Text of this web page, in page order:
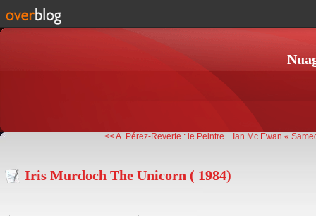
<< A. Pérez-Reverte : le Peintre... Ian Mc Ewan «
Iris Murdoch The Unicorn ( 1984)